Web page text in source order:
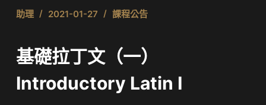
助理 2021-01-27 課程公告
基礎拉丁文（一）
Introductory Latin I